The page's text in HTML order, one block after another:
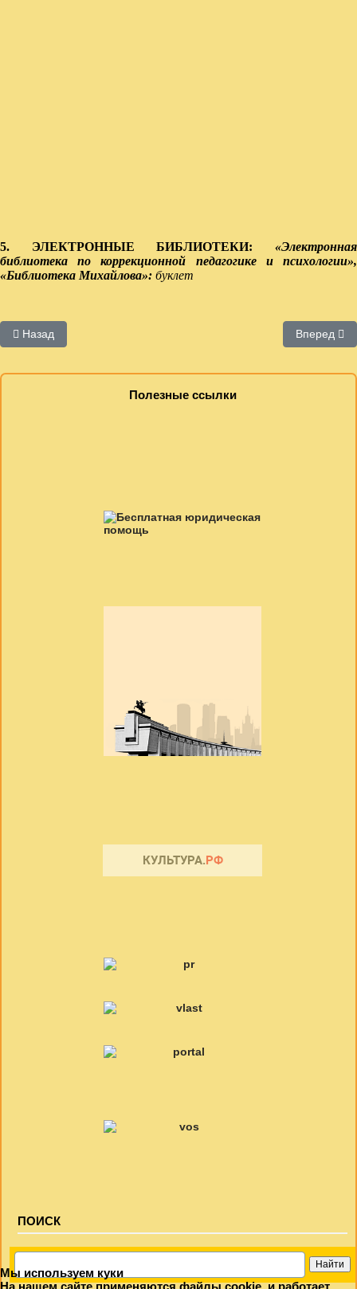
Мы используем куки
На нашем сайте применяются файлы cookie, и работает
5. ЭЛЕКТРОННЫЕ БИБЛИОТЕКИ: «Электронная
библиотека по коррекционной педагогике и психологии»,
«Библиотека Михайлова»: буклет
Предыдущий: Православное направление
Назад Вперед
Полезные ссылки
ПОИСК